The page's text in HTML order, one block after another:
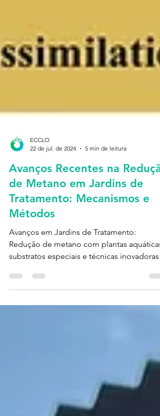
ECCLO
22 de jul. de 2024
5 min de leitura
Avanços Recentes na
de Metano em Jardins de
Tratamento: Mecanismos e
Métodos
Avanços em Jardins de Tratamento:
Redução de metano com plantas aquáticas,
substratos especiais e técnicas inovadoras